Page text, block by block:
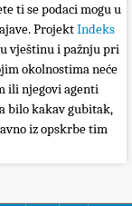
ti se podaci mogu u
ProjektIndeks
vještinu i pažnju pri
okolnostima neće
ili njegovi agenti
bilo kakav gubitak,
iz opskrbe tim